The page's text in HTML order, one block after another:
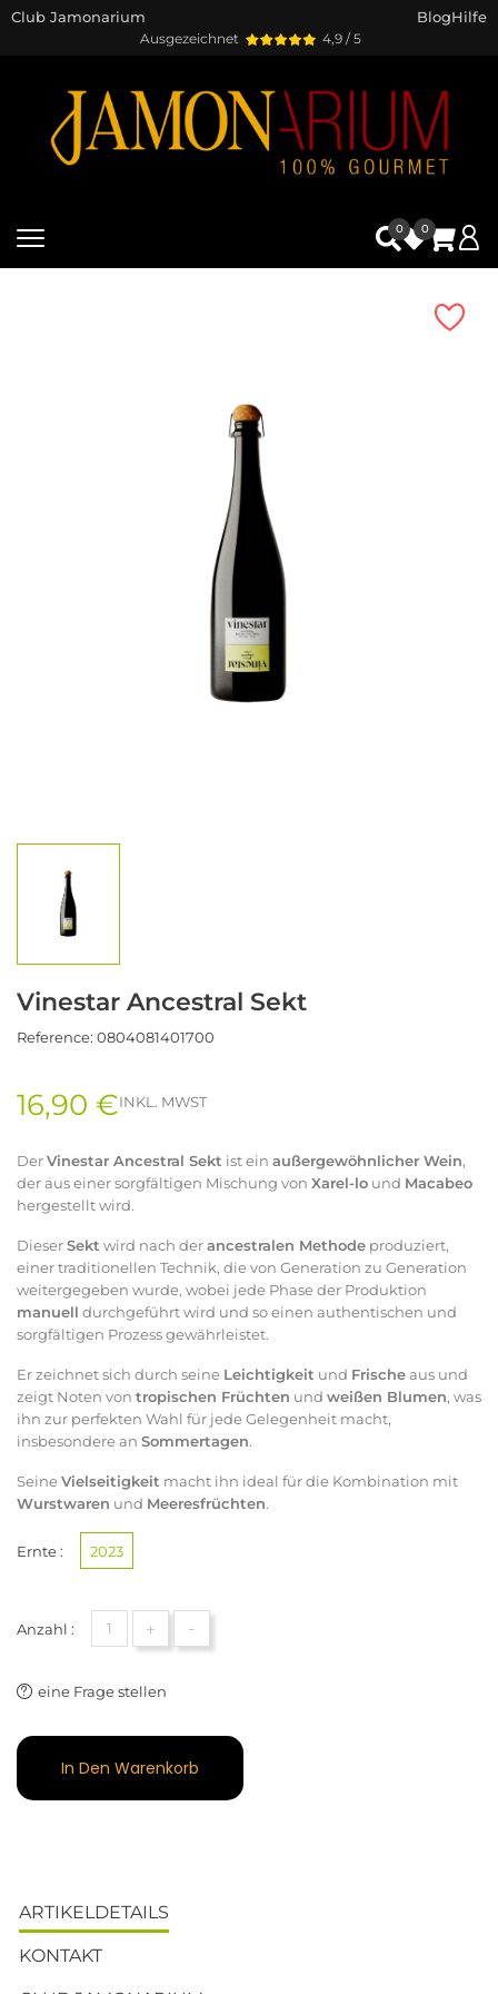
Ausgezeichnet 4,9 / 5
Club Jamonarium BlogHilfe
0 0
Vinestar Ancestral Sekt
Reference: 0804081401700
16,90 €INKL. MWST
DerVinestar Ancestral Sekt ist ein außergewöhnlicher Wein,
der aus einer sorgfältigen Mischung von Xarel-lo und Macabeo
hergestellt wird.
DieserSekt wird nach derancestralen Methode produziert,
einer traditionellen Technik, die von Generation zu Generation
weitergegeben wurde, wobei jede Phase der Produktion
manuell durchgeführt wird und so einen authentischen und
sorgfältigen Prozess gewährleistet.
Er zeichnet sich durch seine Leichtigkeit und Frischeaus und
zeigt Noten von tropischen Früchten und weißen Blumen, was
ihn zur perfekten Wahl für jede Gelegenheit macht,
insbesondere an Sommertagen.
SeineVielseitigkeit macht ihn ideal für die Kombination mit
Wurstwaren und Meeresfrüchten.
Ernte : 2023
Anzahl : + -
eine Frage stellen
In Den Warenkorb
ARTIKELDETAILS
KONTAKT